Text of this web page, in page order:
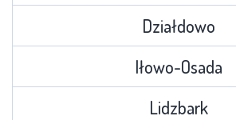
Działdowo
Iłowo-Osada
Lidzbark